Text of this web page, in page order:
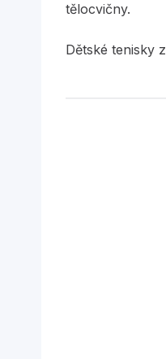
tělocvičny.
Dětské tenisky